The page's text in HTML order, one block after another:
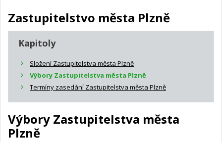
Zastupitelstvo města Plzně
Kapitoly
Složení Zastupitelstva města Plzně
Výbory Zastupitelstva města Plzně
Termíny zasedání Zastupitelstva města Plzně
Výbory Zastupitelstva města
Plzně